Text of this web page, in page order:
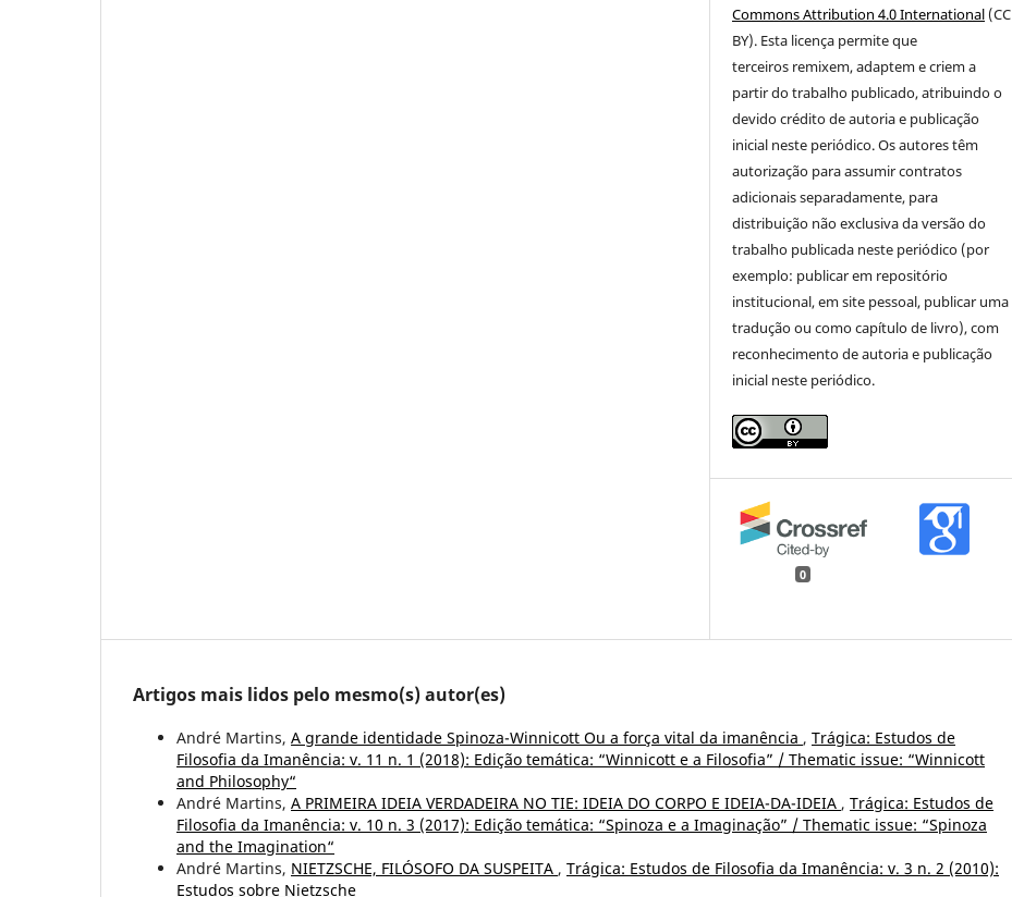
Commons Attribution 4.0 International (CC
BY). Esta licença permite que
terceiros remixem, adaptem e criem a
partir do trabalho publicado, atribuindo o
devido crédito de autoria e publicação
inicial neste periódico. Os autores têm
autorização para assumir contratos
adicionais separadamente, para
distribuição não exclusiva da versão do
trabalho publicada neste periódico (por
exemplo: publicar em repositório
institucional, em site pessoal, publicar uma
tradução ou como capítulo de livro), com
reconhecimento de autoria e publicação
inicial neste periódico.
0
Artigos mais lidos pelo mesmo(s) autor(es)
André Martins, A grande identidade Spinoza-Winnicott Ou a força vital da imanência , Trágica: Estudos de
Filosofia da Imanência: v. 11 n. 1 (2018): Edição temática: “Winnicott e a Filosofia” / Thematic issue: “Winnicott
and Philosophy“
André Martins, A PRIMEIRA IDEIA VERDADEIRA NO TIE: IDEIA DO CORPO E IDEIA-DA-IDEIA , Trágica: Estudos de
Filosofia da Imanência: v. 10 n. 3 (2017): Edição temática: “Spinoza e a Imaginação” / Thematic issue: “Spinoza
and the Imagination“
André Martins, NIETZSCHE, FILÓSOFO DA SUSPEITA , Trágica: Estudos de Filosofia da Imanência: v. 3 n. 2 (2010):
Estudos sobre Nietzsche